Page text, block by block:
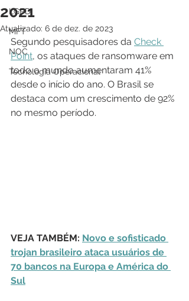
LGPD
MFT
NOC
Tecnologia Operacional
2021
Atualizado: 6 de dez. de 2023
Segundo pesquisadores da Check
Point, os ataques de ransomware em
todo o mundo aumentaram 41%
desde o início do ano. O Brasil se
destaca com um crescimento de 92%
no mesmo período.
VEJA TAMBÉM: Novo e sofisticado
trojan brasileiro ataca usuários de
70 bancos na Europa e América do
Sul